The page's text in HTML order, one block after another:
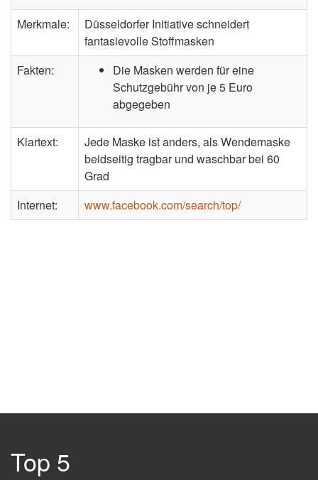
Merkmale:
Düsseldorfer Initiative schneidert
fantasievolle Stoffmasken
Fakten:
Die Masken werden für eine
Schutzgebühr von je 5 Euro
abgegeben
Klartext:
Jede Maske ist anders, als Wendemaske
beidseitig tragbar und waschbar bei 60
Grad
Internet:
www.facebook.com/search/top/
Top 5